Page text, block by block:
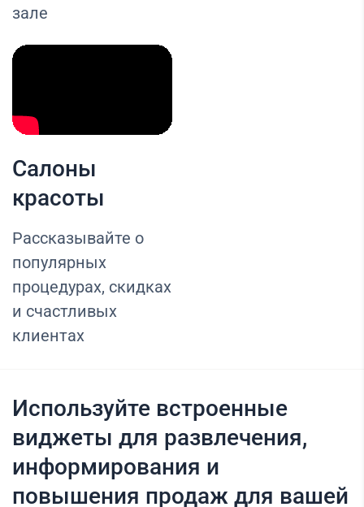
зале
Салоны
красоты
Рассказывайте о
популярных
процедурах, скидках
и счастливых
клиентах
Используйте встроенные
виджеты для развлечения,
информирования и
повышения продаж для вашей